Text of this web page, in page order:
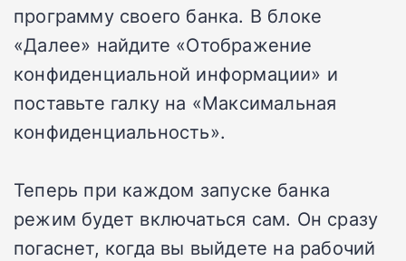
программу своего банка. В блоке
«Далее» найдите «Отображение
конфиденциальной информации» и
поставьте галку на «Максимальная
конфиденциальность».
Теперь при каждом запуске банка
режим будет включаться сам. Он сразу
погаснет, когда вы выйдете на рабочий